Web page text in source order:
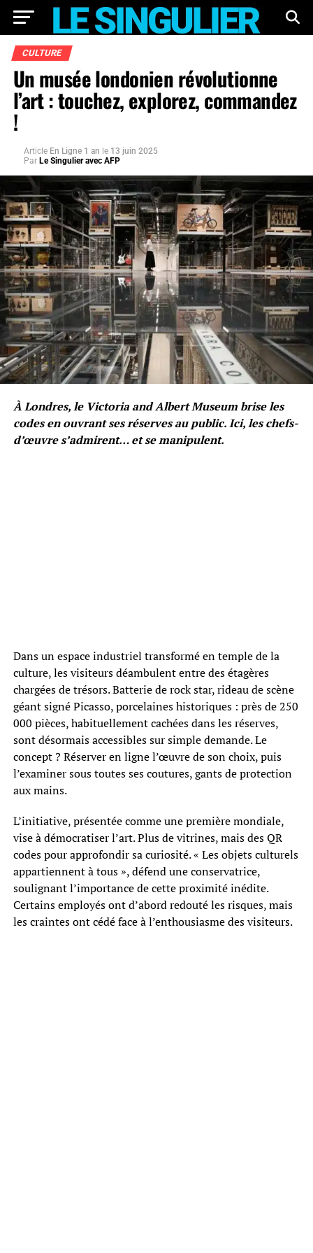
CULTURE
Un musée londonien révolutionne
l’art : touchez, explorez, commandez
!
Article En Ligne 1 an le 13 juin 2025
Par Le Singulier avec AFP
À Londres, le Victoria and Albert Museum brise les
codes en ouvrant ses réserves au public. Ici, les chefs-
d’œuvre s’admirent… et se manipulent.
Dans un espace industriel transformé en temple de la
culture, les visiteurs déambulent entre des étagères
chargées de trésors. Batterie de rock star, rideau de scène
géant signé Picasso, porcelaines historiques : près de 250
000 pièces, habituellement cachées dans les réserves,
sont désormais accessibles sur simple demande. Le
concept ? Réserver en ligne l’œuvre de son choix, puis
l’examiner sous toutes ses coutures, gants de protection
aux mains.
L’initiative, présentée comme une première mondiale,
vise à démocratiser l’art. Plus de vitrines, mais des QR
codes pour approfondir sa curiosité. « Les objets culturels
appartiennent à tous », défend une conservatrice,
soulignant l’importance de cette proximité inédite.
Certains employés ont d’abord redouté les risques, mais
les craintes ont cédé face à l’enthousiasme des visiteurs.